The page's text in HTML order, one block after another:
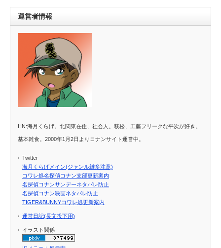
運営者情報
HN:海月くらげ。北関東在住、社会人。萩松、工藤フリークな平次が好き。
基本雑食。2000年1月2日よりコナンサイト運営中。
Twitter
海月くらげメイン(ジャンル雑多注意)
コワレ処名探偵コナン支部更新案内
名探偵コナンサンデーネタバレ防止
名探偵コナン映画ネタバレ防止
TIGER&BUNNYコワレ処更新案内
運営日記(長文投下用)
イラスト関係